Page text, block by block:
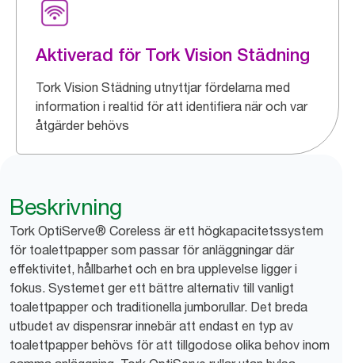
Aktiverad för Tork Vision Städning
Tork Vision Städning utnyttjar fördelarna med
information i realtid för att identifiera när och var
åtgärder behövs
Beskrivning
Tork OptiServe® Coreless är ett högkapacitetssystem
för toalettpapper som passar för anläggningar där
effektivitet, hållbarhet och en bra upplevelse ligger i
fokus. Systemet ger ett bättre alternativ till vanligt
toalettpapper och traditionella jumborullar. Det breda
utbudet av dispensrar innebär att endast en typ av
toalettpapper behövs för att tillgodose olika behov inom